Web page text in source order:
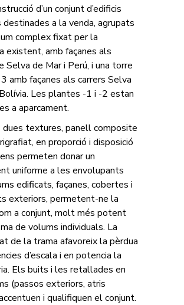
d’un conjunt d’edificis
destinades a la venda, agrupats
complex fixat per la
existent, amb façanes als
Selva de Mar i Perú, i una torre
amb façanes als carrers Selva
Les plantes -1 i -2 estan
a aparcament.
dues textures, panell composite
en proporció i disposició
permeten donar un
uniforme a les envolupants
edificats, façanes, cobertes i
exteriors, permetent-ne la
a conjunt, molt més potent
de volums individuals. La
de la trama afavoreix la pèrdua
d’escala i en potencia la
Els buits i les retallades en
(passos exteriors, atris
i qualifiquen el conjunt.